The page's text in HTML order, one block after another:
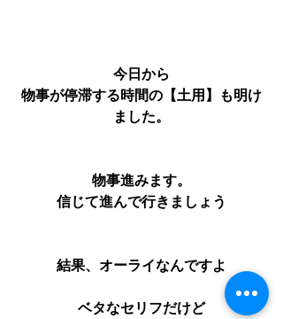
今日から
物事が停滞する時間の【土用】も明け
ました。
物事進みます。
信じて進んで行きましょう
結果、オーライなんですよ
ベタなセリフだけど